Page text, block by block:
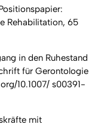
Rehabilitation, 65
in den Ruhestand
für Gerontologie
10.1007/ s00391-
mit